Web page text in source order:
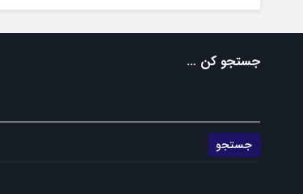
جستجو کن …